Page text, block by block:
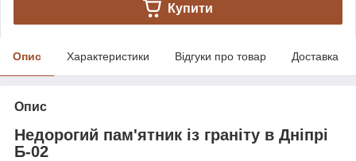
Купити
Опис Характеристики Відгуки про товар Доставка
Опис
Недорогий пам'ятник із граніту в Дніпрі
Б-02